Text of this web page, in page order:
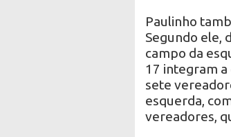
Paulinho
Segundo ele,
campo da
17 integram a
sete
esquerda,
vereadores,